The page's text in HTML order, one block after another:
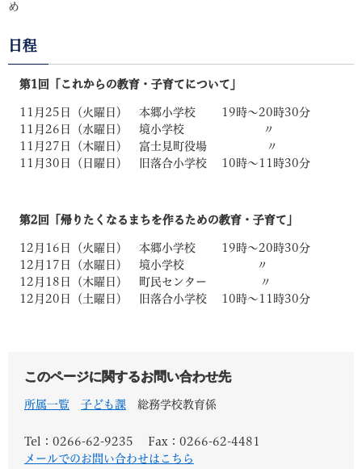
め
日程
第1回「これからの教育・子育てについて」
11月25日（火曜日） 本郷小学校 19時～20時30分
11月26日（水曜日） 境小学校 〃
11月27日（木曜日） 富士見町役場 〃
11月30日（日曜日） 旧落合小学校 10時～11時30分
第2回「帰りたくなるまちを作るための教育・子育て」
12月16日（火曜日） 本郷小学校 19時～20時30分
12月17日（水曜日） 境小学校 〃
12月18日（木曜日） 町民センター 〃
12月20日（土曜日） 旧落合小学校 10時～11時30分
このページに関するお問い合わせ先
所属一覧 子ども課 総務学校教育係
Tel：0266-62-9235
Fax：0266-62-4481
メールでのお問い合わせはこちら